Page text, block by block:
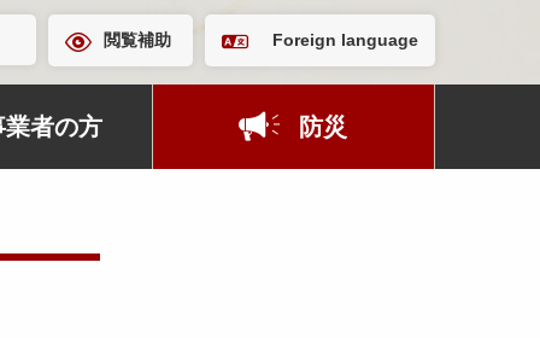
閲覧補助 Foreign language
業者の方 防災